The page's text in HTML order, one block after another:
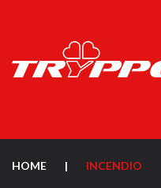
HOME | INCENDIO